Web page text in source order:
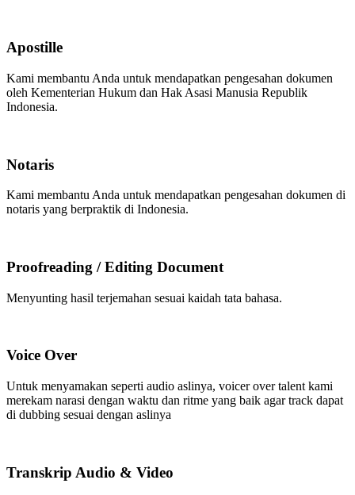
Apostille
Kami membantu Anda untuk mendapatkan pengesahan dokumen
oleh Kementerian Hukum dan Hak Asasi Manusia Republik
Indonesia.
Notaris
Kami membantu Anda untuk mendapatkan pengesahan dokumen di
notaris yang berpraktik di Indonesia.
Proofreading / Editing Document
Menyunting hasil terjemahan sesuai kaidah tata bahasa.
Voice Over
Untuk menyamakan seperti audio aslinya, voicer over talent kami
merekam narasi dengan waktu dan ritme yang baik agar track dapat
di dubbing sesuai dengan aslinya
Transkrip Audio & Video